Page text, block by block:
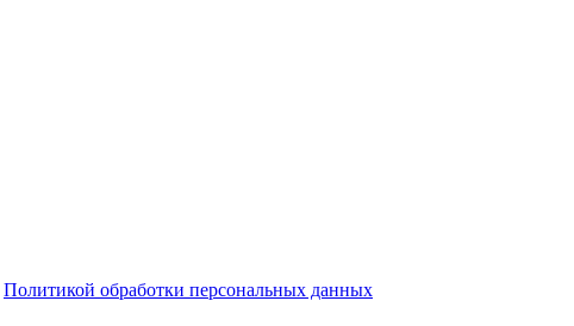
Политикой обработки персональных данных